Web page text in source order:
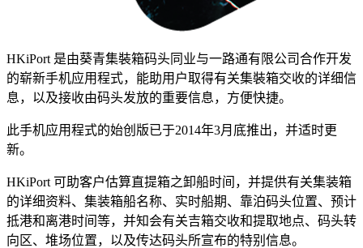
HKiPort 是由葵青集裝箱码头同业与一路通有限公司合作开发
的崭新手机应用程式，能助用户取得有关集裝箱交收的详细信
息，以及接收由码头发放的重要信息，方便快捷。
此手机应用程式的始创版已于2014年3月底推出，并适时更
新。
HKiPort 可助客户估算直提箱之卸船时间，并提供有关集装箱
的详细资料、集装箱船名称、实时船期、靠泊码头位置、预计
抵港和离港时间等，并知会有关吉箱交收和提取地点、码头转
向区、堆场位置，以及传达码头所宣布的特别信息。